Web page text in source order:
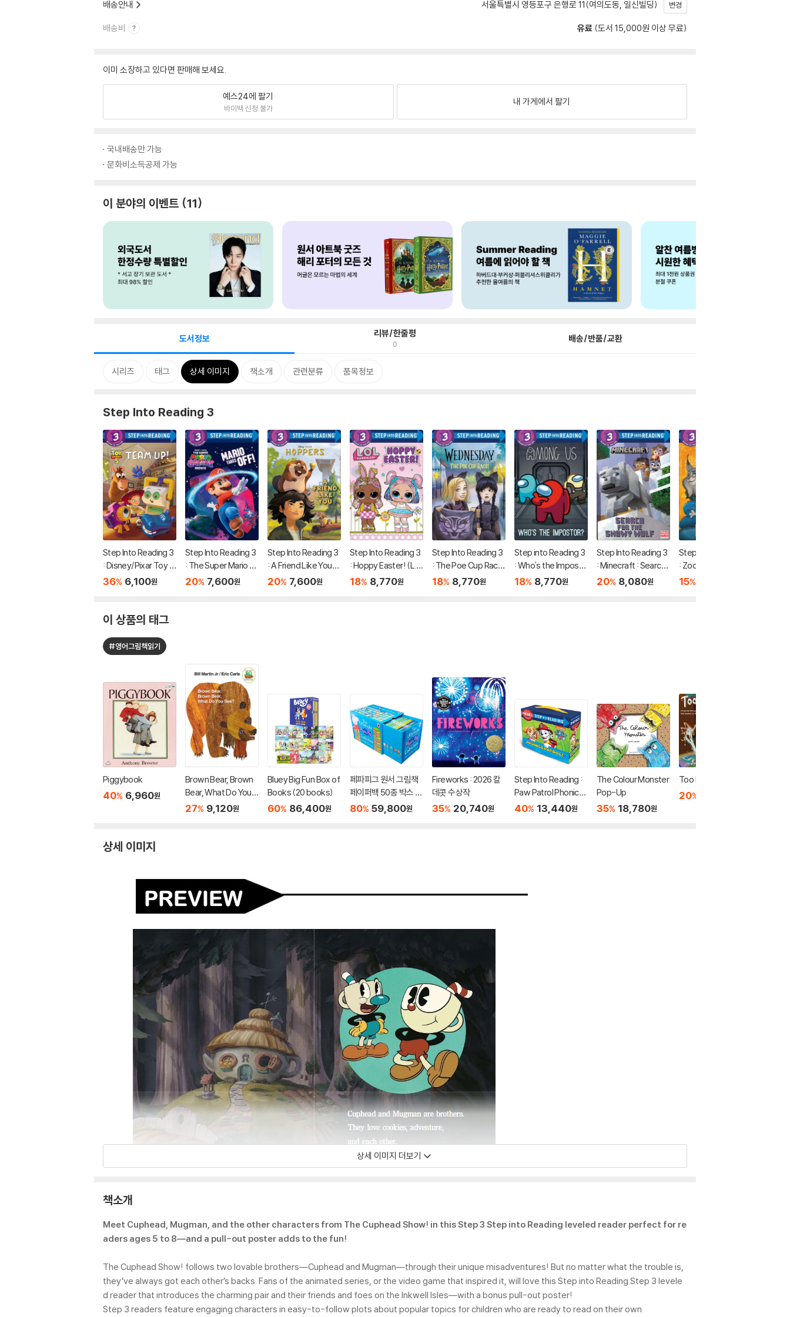
배송안내 서울특별시 영등포구 은행로 11(여의도동, 일신빌딩) 변경
배송비 유료 (도서 15,000원 이상 무료)
이미 소장하고 있다면 판매해 보세요.
예스24에 팔기
바이백 신청 불가
내 가게에서 팔기
국내배송만 가능
문화비소득공제 가능
이 분야의 이벤트 11
도서정보 리뷰/한줄평
0 배송/반품/교환
시리즈 태그 상세 이미지 책소개 관련분류 품목정보
Step Into Reading 3
Step Into Reading 3
: Disney/Pixar Toy S
tory 5 : Team Up!
36% 6,100원
Step Into Reading 3
: The Super Mario G
alaxy Movie: Mario T
20% 7,600원
Step Into Reading 3
: A Friend Like You
(Disney/Pixar Hopp
20% 7,600원
Step Into Reading 3
: Hoppy Easter! (L.
O.L. Surprise!)
18% 8,770원
Step Into Reading 3
: The Poe Cup Race!
(Wednesday)
18% 8,770원
Step into Reading 3
: Who's the Imposto
r? (Among Us)
18% 8,770원
Step Into Reading 3
: Minecraft : Search f
or the Snowy Wolf
20% 8,080원
Step Into Reading 3
: Zoo Crew (Disney
Zootopia 2)
15%
이 상품의 태그
#영어그림책읽기
Piggybook
40% 6,960원
Brown Bear, Brown
Bear, What Do You S
ee?
27% 9,120원
Bluey Big Fun Box of
Books (20 books)
60% 86,400원
페파피그 원서 그림책
페이퍼백 50종 박스 세
트 (블루) The Ultima
80% 59,800원
Fireworks : 2026 칼
데콧 수상작
35% 20,740원
Step Into Reading :
Paw Patrol Phonics
Box Set
40% 13,440원
The Colour Monster
Pop-Up
35% 18,780원
Too Much Glue
20%
상세 이미지
상세 이미지 더보기
책소개
Meet Cuphead, Mugman, and the other characters from The Cuphead Show! in this Step 3 Step into Reading leveled reader perfect for re
aders ages 5 to 8―and a pull-out poster adds to the fun!
The Cuphead Show! follows two lovable brothers―Cuphead and Mugman―through their unique misadventures! But no matter what the trouble is,
they’ve always got each other’s backs. Fans of the animated series, or the video game that inspired it, will love this Step into Reading Step 3 levele
d reader that introduces the charming pair and their friends and foes on the Inkwell Isles―with a bonus pull-out poster!
Step 3 readers feature engaging characters in easy-to-follow plots about popular topics for children who are ready to read on their own.